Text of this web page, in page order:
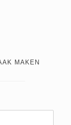
MAKEN